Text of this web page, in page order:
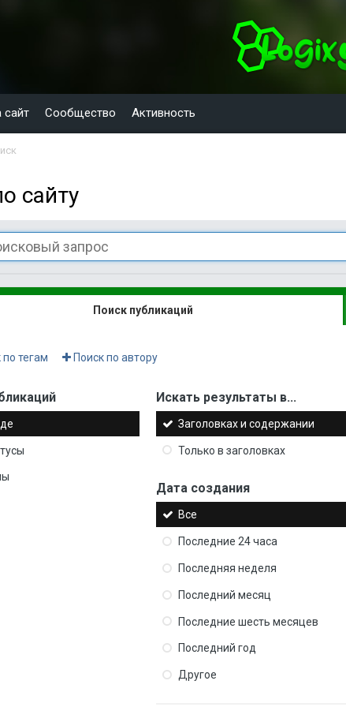
сайт Сообщество Активность
сайту
Поиск публикаций
по тегам Поиск по автору
Искать результаты в...
Заголовках и содержании
Только в заголовках
Дата создания
Все
Последние 24 часа
Последняя неделя
Последний месяц
Последние шесть месяцев
Последний год
Другое